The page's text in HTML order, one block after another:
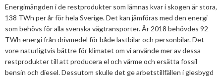
Maj
April
Mars
Juli
Juni
Maj
Juni
Maj
April
Oktober
September
Augusti
Oktober
September
Augusti
December
November
Oktober
2019
November
Oktober
2018
Maj
2017
2016
Verksamhetsberättelse
Årsstämmor
Svebio Fuel Market Day
Svebios vår- och årsmöteskonferens
Projekt inom bioenergi
Avslutade projekt
Nätverk och samarbeten
BioDriv
Energimängden i de restprodukter som lämnas kvar i skogen är stora,
138 TWh per år för hela Sverige. Det kan jämföras med den energi
som behövs för alla svenska vägtransporter. År 2018 behövdes 92
TWh energi från drivmedel för både lastbilar och personbilar. Det
vore naturligtvis bättre för klimatet om vi använde mer av dessa
restprodukter till att producera el och värme och ersätta fossil
bensin och diesel. Dessutom skulle det ge arbetstillfällen i glesbygd